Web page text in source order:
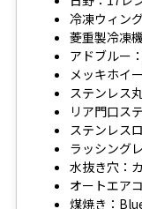
冷凍ウィン
菱重製冷凍
アドブルー
メッキホイ
ステンレス
リア門口ス
ステンレス
ラッシング
水抜き穴：
オートエア
煤焼き：